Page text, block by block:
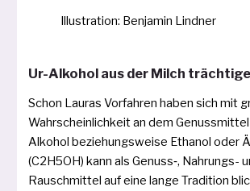
Illustration: Benjamin Lindner
Ur-Alkohol aus der Milch
Schon Lauras Vorfahren haben sich mit
Wahrscheinlichkeit an dem
Alkohol bezie­hungs­wei­se Ethanol oder
(C2H5OH) kann als Genuss‑, Nahrungs-
Rauschmittel auf eine lan­ge Tradition